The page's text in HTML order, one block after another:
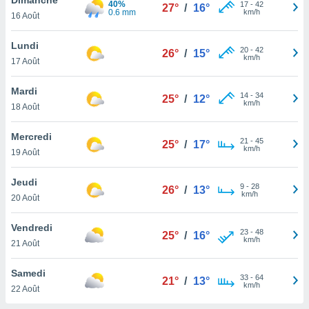
et
»,
au
vous
qu'ils
ou
le
ainsi
un
la
du
16 Août
40%
0.6 mm
27° / 16° 17- 42
km/h
Lundi
17 Août
26° / 15° 20- 42
km/h
Mardi
18 Août
25° / 12° 14- 34
km/h
Mercredi
19 Août
25° / 17° 21 - 45
km/h
Jeudi
20 Août
26° / 13° 9- 28
km/h
Vendredi
21 Août
25° / 16° 23- 48
km/h
Samedi
22 Août
21° / 13° 33- 64
km/h